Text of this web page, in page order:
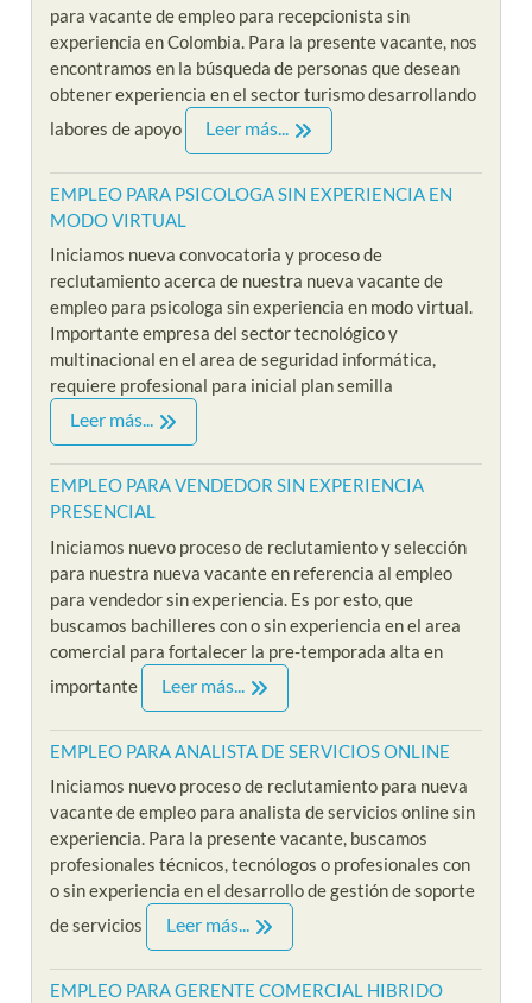
para vacante de empleo para recepcionista sin
experiencia en Colombia. Para la presente vacante, nos
encontramos en la búsqueda de personas que desean
obtener experiencia en el sector turismo desarrollando
labores de apoyo
Leer más...
EMPLEO PARA PSICOLOGA SIN EXPERIENCIA EN
MODO VIRTUAL
Iniciamos nueva convocatoria y proceso de
reclutamiento acerca de nuestra nueva vacante de
empleo para psicologa sin experiencia en modo virtual.
Importante empresa del sector tecnológico y
multinacional en el area de seguridad informática,
requiere profesional para inicial plan semilla
Leer más...
EMPLEO PARA VENDEDOR SIN EXPERIENCIA
PRESENCIAL
Iniciamos nuevo proceso de reclutamiento y selección
para nuestra nueva vacante en referencia al empleo
para vendedor sin experiencia. Es por esto, que
buscamos bachilleres con o sin experiencia en el area
comercial para fortalecer la pre-temporada alta en
importante
Leer más...
EMPLEO PARA ANALISTA DE SERVICIOS ONLINE
Iniciamos nuevo proceso de reclutamiento para nueva
vacante de empleo para analista de servicios online sin
experiencia. Para la presente vacante, buscamos
profesionales técnicos, tecnólogos o profesionales con
o sin experiencia en el desarrollo de gestión de soporte
de servicios
Leer más...
EMPLEO PARA GERENTE COMERCIAL HIBRIDO